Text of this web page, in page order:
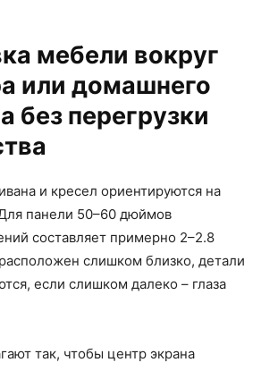
мебели вокруг
или домашнего
без перегрузки
и кресел ориентируются на
панели 50–60 дюймов
составляет примерно 2–2.8
слишком близко, детали
если слишком далеко – глаза
так, чтобы центр экрана